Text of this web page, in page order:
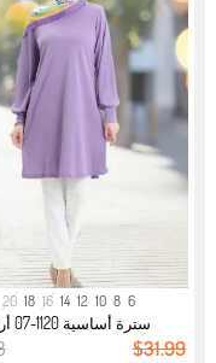
6
8
10
12
14
16
18
20
سترة أساسية 1120-07 أرجواني...
$31.99